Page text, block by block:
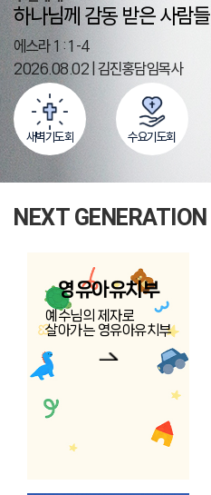
하나님께 감동 받은 사람들
에스라 1:1-4
2026.08.02 | 김진홍담임목사
새벽기도회 수요기도회
NEXT GENERATION
영유아유치부
예수님의 제자로
살아가는 영유아유치부